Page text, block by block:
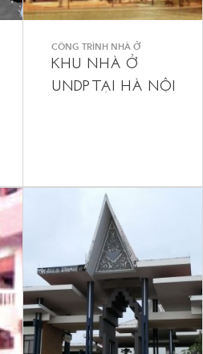
CÔNG TRÌNH NHÀ Ở
KHU NHÀ Ở
UNDP TẠI HÀ NỘI